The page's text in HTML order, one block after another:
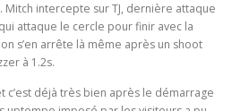
intercepte sur TJ, dernière attaque
attaque le cercle pour finir avec la
s’en arrête là même après un shoot
à 1.2s.
c’est déjà très bien après le démarrage